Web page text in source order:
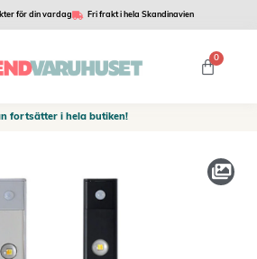
för din vardag Fri frakt i hela Skandinavien
0
fortsätter i hela butiken!